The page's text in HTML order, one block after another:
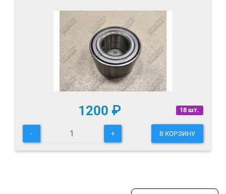
18 шт.
1200 ₽
- + В КОРЗИНУ